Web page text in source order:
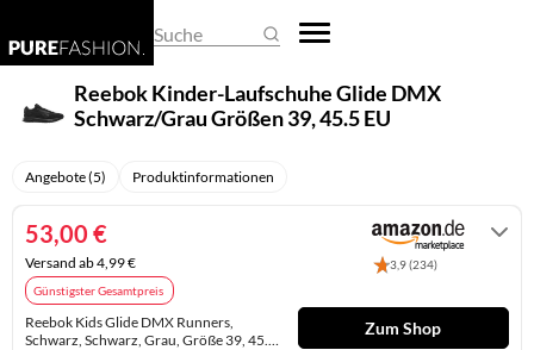
REGENSCHIRME
SCHLAFMASKEN
SCHLÜSSELANHÄNGER
DAMEN-OVERALLS
DAMEN-SHIRTS
DAMEN-TRACHTENMODE
DAMENHOSEN
DAMENJACKEN & DAMENMÄNTEL
HERREN-PULLOVER
HERREN-TRACHTENMODE
HERREN-UNTERWÄSCHE
HERRENHOSEN
HERRENJACKEN & HERRENMÄNTEL
EHERINGE
KINDERSCHMUCK
KRAWATTENNADELN
OHRRINGE
PIERCINGS
BASKETBALLSCHUHE
DAMEN-HALBSCHUHE
DAMENSCHUHE
HAUSSCHUHE
HERREN-HALBSCHUHE
BUSINESS- & LAPTOPTASCHEN
FEDERMÄPPCHEN
GELDBÖRSEN
KOFFER
KULTURTASCHEN
ARMBANDUHREN
TASCHENUHREN
UHRENARMBÄNDER
UHRENBEWEGER
Suche
Reebok Kinder-Laufschuhe Glide DMX
Schwarz/Grau Größen 39, 45.5 EU
Angebote (5) Produktinformationen
Reebok Kids Glide DMX Runners,
Schwarz, Schwarz, Grau, Größe 39, 45.5
3,9 (234)
Günstigster Gesamtpreis
53,00 €
Versand ab 4,99 €
Zum Shop